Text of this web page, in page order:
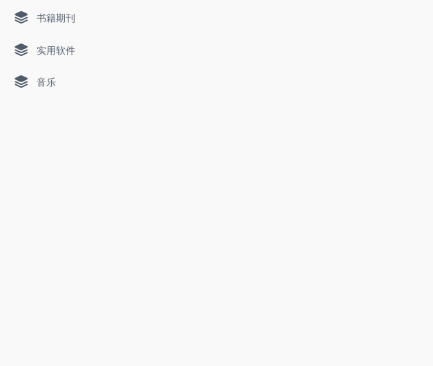
书籍期刊
实用软件
音乐